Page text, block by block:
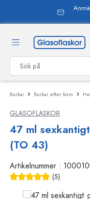
Burkar Burkar efter form
GLASOFLASKOR
47 ml
(TO 43)
Artikelnummer :
(5)